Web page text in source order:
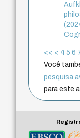
<< < 4 5 6
Você
pesquisa
para este